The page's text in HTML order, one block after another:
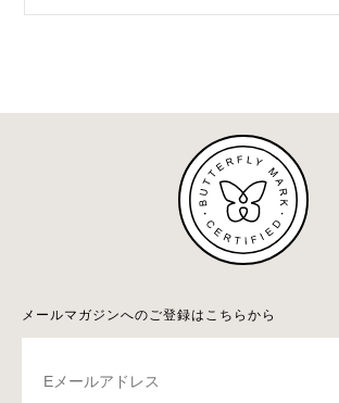
メールマガジンへのご登録はこちらから